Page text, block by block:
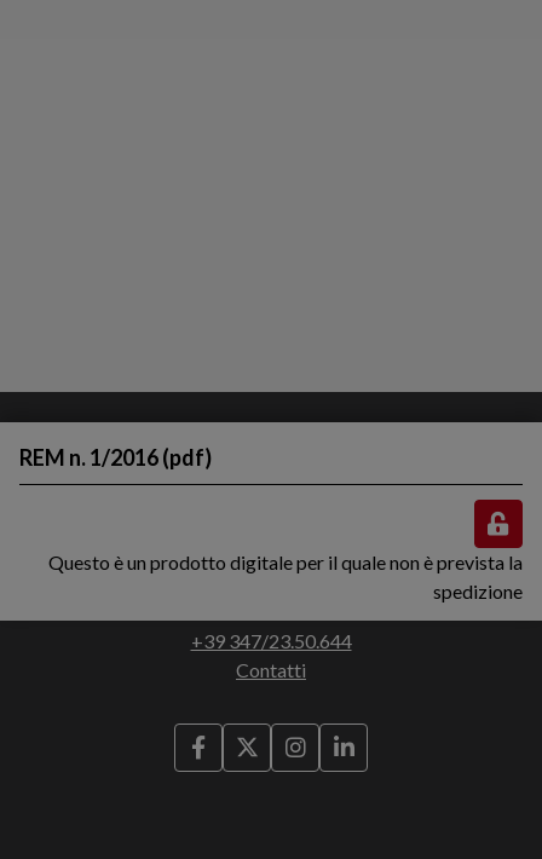
REM n. 1/2016 (pdf)
Questo è un prodotto digitale per il quale non è prevista la
spedizione
+39 347/23.50.644
Contatti